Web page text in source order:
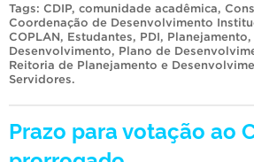
Tags: CDIP, comunidade acadêmica,
Coordenação de Desenvolvimento
COPLAN, Estudantes, PDI, Planejamento,
Desenvolvimento, Plano de
Reitoria de Planejamento e
Servidores.
Prazo para votação ao